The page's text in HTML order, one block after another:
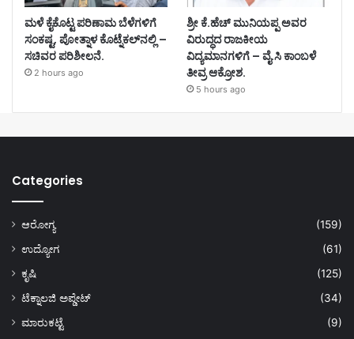
ಮಳೆ ಕೈಕೊಟ್ಟ ಪರಿಣಾಮ ಬೆಳೆಗಳಿಗೆ
ಸಂಕಷ್ಟ, ಪೋತ್ನಾಳ ಕೊಟ್ನೆಕಲ್‌ನಲ್ಲಿ –
ಸಚಿವರ ಪರಿಶೀಲನೆ.
2 hours ago
ಶ್ರೀ ಕೆ.ಹೆಚ್ ಮುನಿಯಪ್ಪ ಅವರ
ವಿರುದ್ಧದ ರಾಜಕೀಯ
ವಿದ್ಯಮಾನಗಳಿಗೆ – ವೈ.ಸಿ ಕಾಂಬಳೆ
ತೀವ್ರ ಆಕ್ರೋಶ.
5 hours ago
Categories
ಆರೋಗ್ಯ
(159)
ಉದ್ಯೋಗ
(61)
ಕೃಷಿ
(125)
ಟೆಕ್ನಾಲಜಿ ಅಪ್ಡೇಟ್
(34)
ಮಾರುಕಟ್ಟೆ
(9)